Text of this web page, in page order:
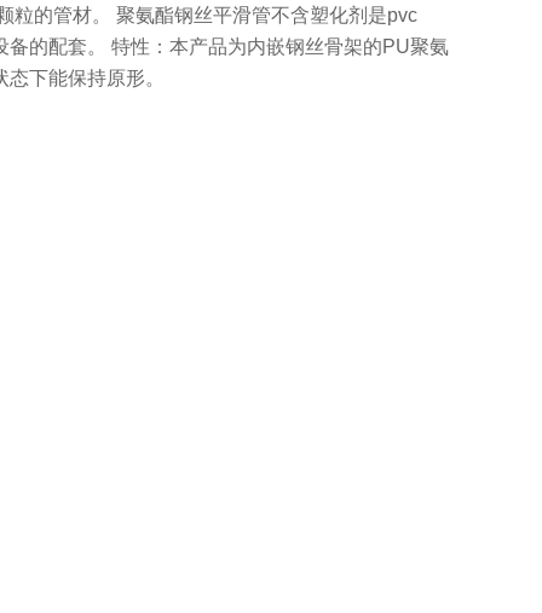
粒的管材。 聚氨酯钢丝平滑管不含塑化剂是pvc
的配套。 特性：本产品为内嵌钢丝骨架的PU聚氨
下能保持原形。